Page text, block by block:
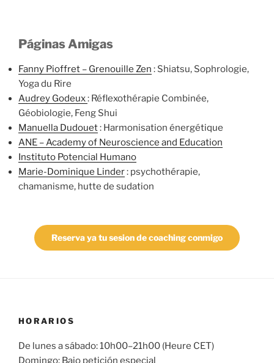
Páginas Amigas
Fanny Pioffret – Grenouille Zen : Shiatsu, Sophrologie,
Yoga du Rire
Audrey Godeux: Réflexothérapie Combinée,
Géobiologie, Feng Shui
Manuella Dudouet: Harmonisation énergétique
ANE – Academy of Neuroscience and Education
Instituto Potencial Humano
Marie-Dominique Linder: psychothérapie,
chamanisme, hutte de sudation
Reserva ya tu sesion de coaching conmigo
HORARIOS
De lunes a sábado: 10h00–21h00 (Heure CET)
Domingo: Bajo petición especial